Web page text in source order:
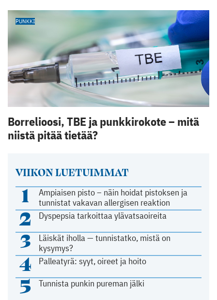
VIIKON LUETUIMMAT
1
Ampiaisen pisto – näin hoidat pistoksen ja
tunnistat vakavan allergisen reaktion
2 Dyspepsia tarkoittaa ylävatsaoireita
3
Läiskät iholla — tunnistatko, mistä on
kysymys?
4 Palleatyrä: syyt, oireet ja hoito
5 Tunnista punkin pureman jälki
PUNKKI
Borrelioosi, TBE ja punkkirokote – mitä
niistä pitää tietää?